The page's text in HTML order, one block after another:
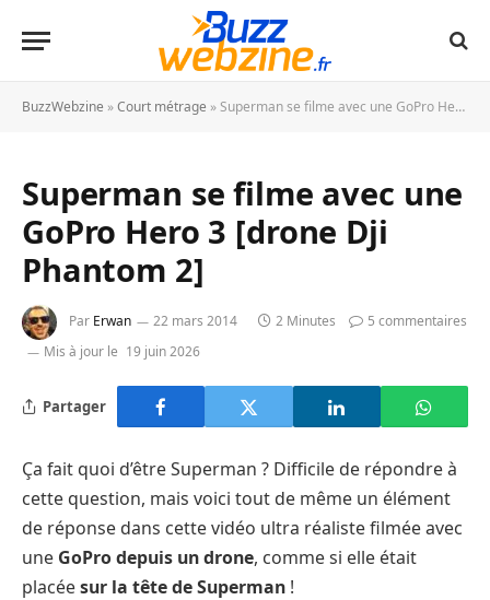
BuzzWebzine »Court métrage »Superman se filme avec une GoPro Hero 3 [drone Dji Phantom 2]
Superman se filme avec une
GoPro Hero 3 [drone Dji
Phantom 2]
Par Erwan 22 mars 2014 2 Minutes
5 commentaires
Mis à jour le 19 juin 2026
Partager
Ça fait quoi d’être Superman ? Difficile de répondre à
cette question, mais voici tout de même un élément
de réponse dans cette vidéo ultra réaliste filmée avec
une GoPro depuis un drone, comme si elle était
placéesur la tête de Superman !